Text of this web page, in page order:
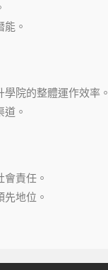
。
院的整體運作效率。
。
責任。
地位。